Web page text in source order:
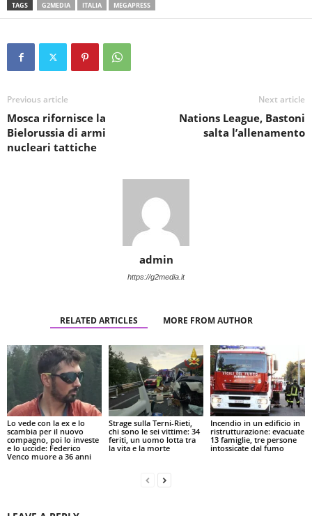
TAGS G2MEDIA ITALIA MEGAPRESS
Previous article
Mosca rifornisce la
Bielorussia di armi
nucleari tattiche
Next article
Nations League, Bastoni
salta l’allenamento
admin
https://g2media.it
RELATED ARTICLES MORE FROM AUTHOR
Lo vede con la ex e lo
scambia per il nuovo
compagno, poi lo investe
e lo uccide: Federico
Venco muore a 36 anni
Strage sulla Terni-Rieti,
chi sono le sei vittime: 34
feriti, un uomo lotta tra
la vita e la morte
Incendio in un edificio in
ristrutturazione: evacuate
13 famiglie, tre persone
intossicate dal fumo